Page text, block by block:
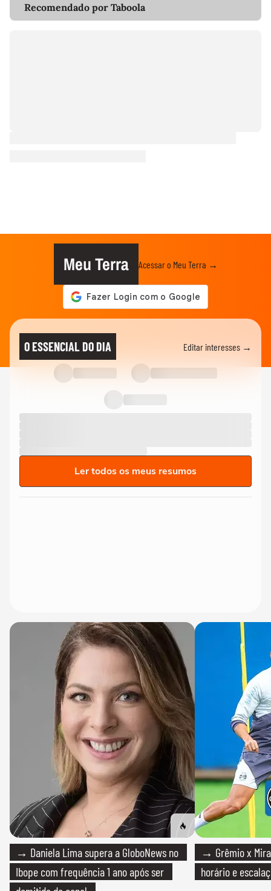
Recomendado por Taboola
Meu Terra Acessar o Meu Terra →
O ESSENCIAL DO DIA Editar interesses →
Ler todos os meus resumos
→ Daniela Lima supera a GloboNews no
Ibope com frequência 1 ano após ser
→ Grêmio x
horário e